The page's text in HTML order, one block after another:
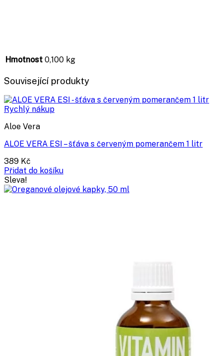
Hmotnost 0,100 kg
Související produkty
Rychlý nákup
Aloe Vera
ALOE VERA ESI – šťáva s červeným pomerančem 1 litr
389 Kč
Přidat do košíku
Sleva!